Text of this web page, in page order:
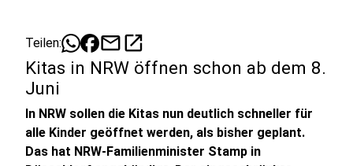
Teilen: mailopen_in_new
Kitas in NRW öffnen schon ab dem 8.
Juni
In NRW sollen die Kitas nun deutlich schneller für
alle Kinder geöffnet werden, als bisher geplant.
Das hat NRW-Familienminister Stamp in